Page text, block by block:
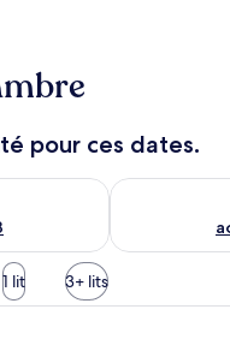
pour ces dates.
ce soir août 7 - août 8
Vérifier la
1 lit 3+ lits